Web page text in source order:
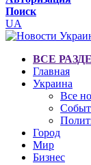
Поиск
UA
ВСЕ
Главная
Украина
Все
Город
Мир
Бизнес